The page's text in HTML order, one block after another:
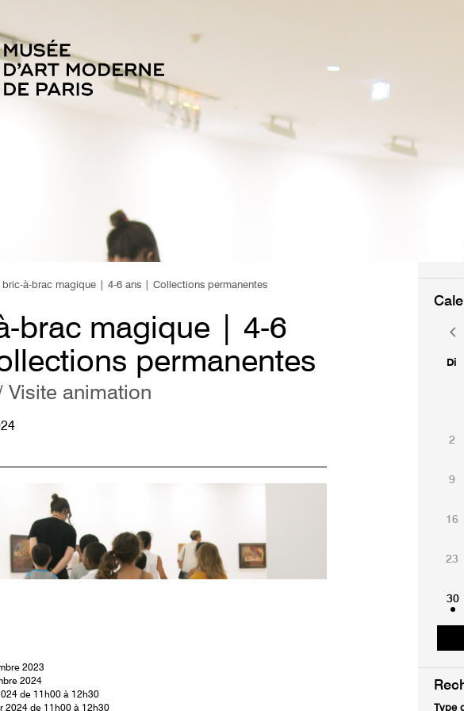
bric-à-brac magique | 4-6 ans | Collections permanentes
brac magique | 4-6
permanentes
Visite animation
2023
2024
de 11h00 à 12h30
2024 de 11h00 à 12h30
Di
2
9
16
23
30
Type